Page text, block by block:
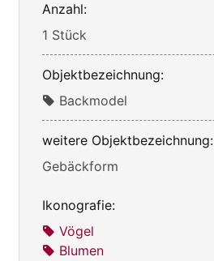
Anzahl:
1 Stück
Objektbezeichnung:
Backmodel
weitere Objektbezeichnung:
Gebäckform
Ikonografie:
Vögel
Blumen